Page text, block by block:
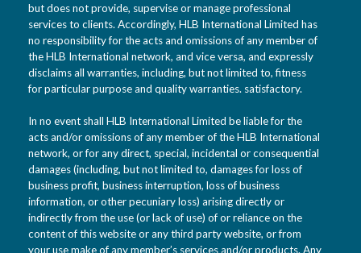
but does not provide, supervise or manage professional
services to clients. Accordingly, HLB International Limited has
no responsibility for the acts and omissions of any member of
the HLB International network, and vice versa, and expressly
disclaims all warranties, including, but not limited to, fitness
for particular purpose and quality warranties. satisfactory.
In no event shall HLB International Limited be liable for the
acts and/or omissions of any member of the HLB International
network, or for any direct, special, incidental or consequential
damages (including, but not limited to, damages for loss of
business profit, business interruption, loss of business
information, or other pecuniary loss) arising directly or
indirectly from the use (or lack of use) of or reliance on the
content of this website or any third party website, or from
your use make of any member’s services and/or products. Any